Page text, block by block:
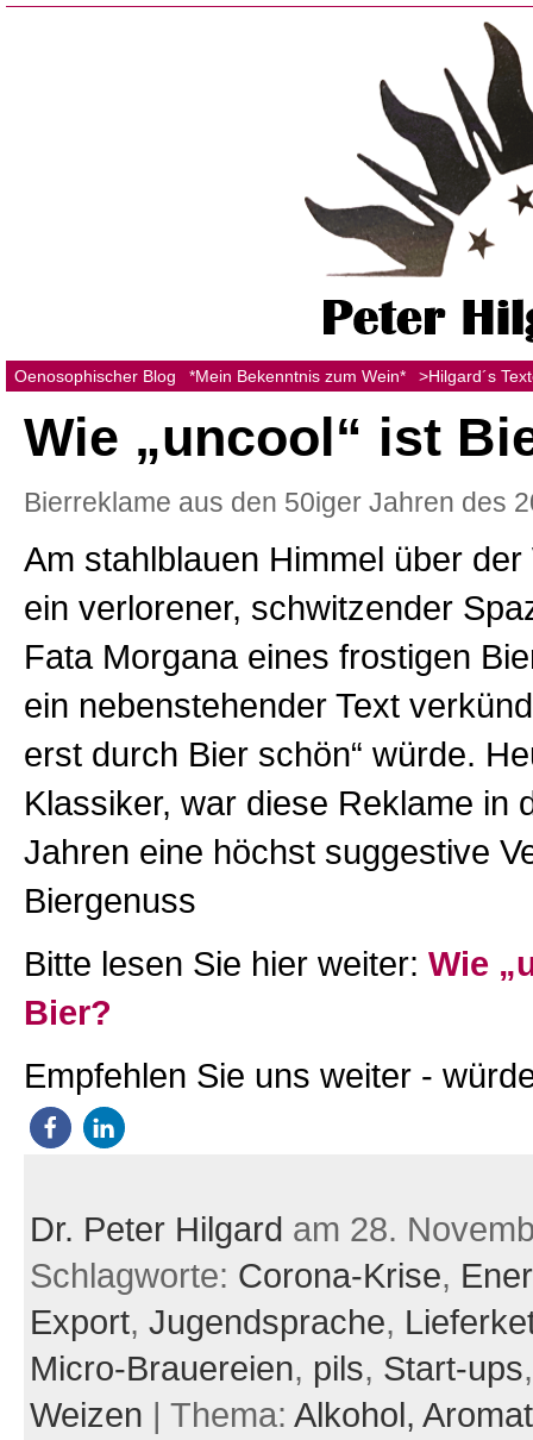
Oenosophischer Blog *Mein Bekenntnis zum Wein* >Hilgard´s
Wie „uncool“ ist
Bierreklame aus den 50iger Jahren des
Am stahlblauen Himmel über
ein verlorener, schwitzender
Fata Morgana eines frostigen
ein nebenstehender Text
erst durch Bier schön“ würde.
Klassiker, war diese Reklame in
Jahren eine höchst suggestive
Biergenuss
Bitte lesen Sie hier weiter: Wie
Bier?
Empfehlen Sie uns weiter -
Dr. Peter Hilgard am 28.
Schlagworte: Corona-Krise,
Export, Jugendsprache,
Micro-Brauereien, pils, Start-ups
Weizen | Thema: Alkohol,